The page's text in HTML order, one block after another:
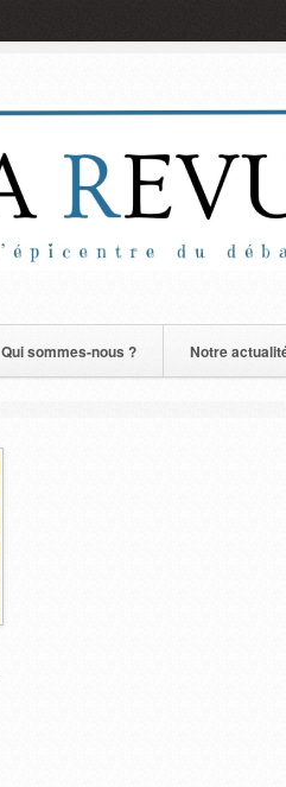
Qui sommes-nous ? Notre